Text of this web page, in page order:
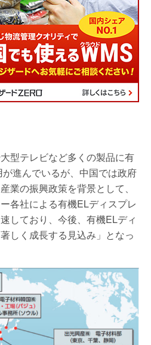
型テレビなど多くの製品に有
進んでいるが、中国では政府
業の振興政策を背景として、
各社による有機ELディスプレ
しており、今後、有機ELディ
しく成長する見込み」となっ